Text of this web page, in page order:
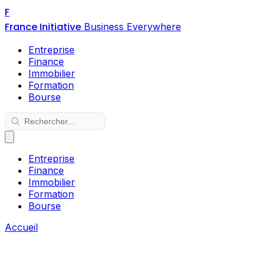
F
France Initiative Business Everywhere
Entreprise
Finance
Immobilier
Formation
Bourse
Entreprise
Finance
Immobilier
Formation
Bourse
Accueil